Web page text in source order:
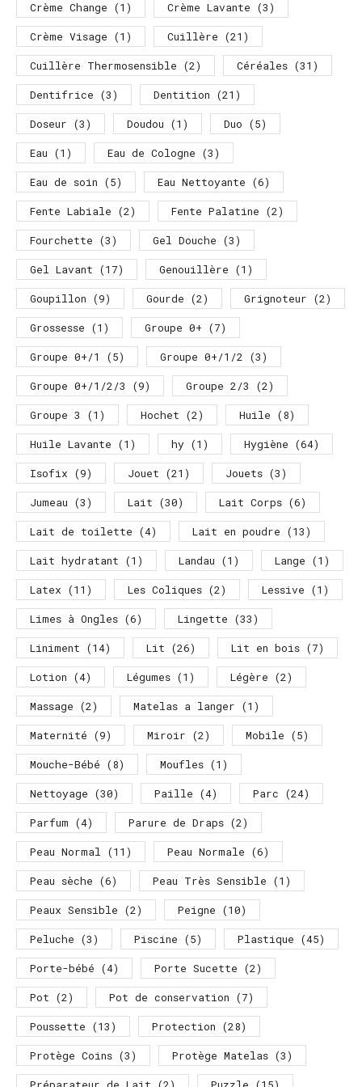
Crème Change (1) Crème Lavante (3)
Crème Visage (1) Cuillère (21)
Cuillère Thermosensible (2) Céréales (31)
Dentifrice (3) Dentition (21)
Doseur (3) Doudou (1) Duo (5)
Eau (1) Eau de Cologne (3)
Eau de soin (5) Eau Nettoyante (6)
Fente Labiale (2) Fente Palatine (2)
Fourchette (3) Gel Douche (3)
Gel Lavant (17) Genouillère (1)
Goupillon (9) Gourde (2) Grignoteur (2)
Grossesse (1) Groupe 0+ (7)
Groupe 0+/1
(5) Groupe 0+/1/2 (3)
Groupe 0+/1/2/3
(9) Groupe 2/3
(2)
Groupe 3
(1) Hochet (2) Huile (8)
Huile Lavante (1) hy (1) Hygiène (64)
Isofix (9) Jouet (21) Jouets (3)
Jumeau (3) Lait (30) Lait Corps (6)
Lait de toilette (4) Lait en poudre (13)
Lait hydratant (1) Landau (1) Lange (1)
Latex (11) Les Coliques (2) Lessive (1)
Limes à Ongles (6) Lingette (33)
Liniment (14) Lit (26) Lit en bois (7)
Lotion (4) Légumes (1) Légère (2)
Massage (2) Matelas a langer (1)
Maternité (9) Miroir (2) Mobile (5)
Mouche-Bébé (8) Moufles (1)
Nettoyage (30) Paille (4) Parc (24)
Parfum (4) Parure de Draps (2)
Peau Normal (11) Peau Normale (6)
Peau sèche (6) Peau Très Sensible (1)
Peaux Sensible (2) Peigne (10)
Peluche (3) Piscine (5) Plastique (45)
Porte-bébé (4) Porte Sucette (2)
Pot (2) Pot de conservation (7)
Poussette (13) Protection (28)
Protège Coins (3) Protège Matelas (3)